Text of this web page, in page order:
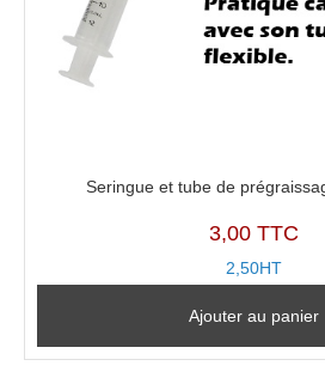
Seringue et tube de
3,00 TTC
2,50HT
Ajouter au panier